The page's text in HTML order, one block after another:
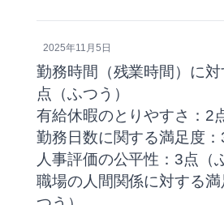
2025年11月5日
勤務時間（残業時間）に
点（ふつう）
有給休暇のとりやすさ：2
勤務日数に関する満足度：
人事評価の公平性：3点（
職場の人間関係に対する